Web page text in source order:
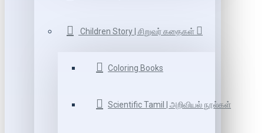
Children Story | சிறுவர் கதைகள்
Coloring Books
Scientific Tamil | அறிவியல் நூல்கள்